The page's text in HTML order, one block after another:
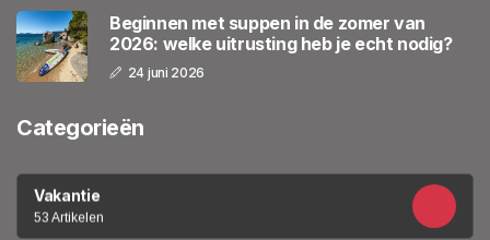
Beginnen met suppen in de zomer van
2026: welke uitrusting heb je echt nodig?
24 juni 2026
Categorieën
Vakantie
53 Artikelen